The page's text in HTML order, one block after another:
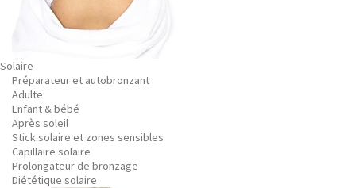
Solaire
Préparateur et autobronzant
Adulte
Enfant & bébé
Après soleil
Stick solaire et zones sensibles
Capillaire solaire
Prolongateur de bronzage
Diététique solaire